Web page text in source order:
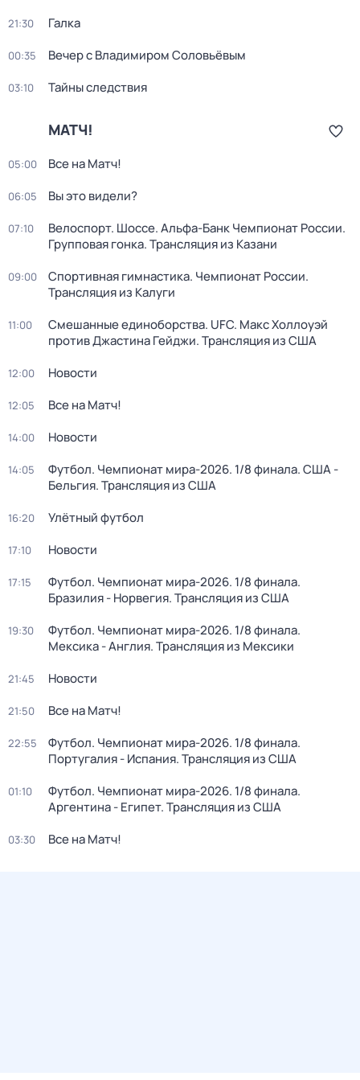
21:30 Галка
00:35 Вечер с Владимиром Соловьёвым
03:10 Тайны следствия
МАТЧ!
05:00 Все на Матч!
06:05 Вы это видели?
07:10
Велоспорт. Шоссе. Альфа-Банк Чемпионат России.
Групповая гонка. Трансляция из Казани
09:00
Спортивная гимнастика. Чемпионат России.
Трансляция из Калуги
11:00
Смешанные единоборства. UFC. Макс Холлоуэй
против Джастина Гейджи. Трансляция из США
12:00 Новости
12:05 Все на Матч!
14:00 Новости
14:05
Футбол. Чемпионат мира-2026. 1/8 финала. США -
Бельгия. Трансляция из США
16:20 Улётный футбол
17:10 Новости
17:15
Футбол. Чемпионат мира-2026. 1/8 финала.
Бразилия - Норвегия. Трансляция из США
19:30
Футбол. Чемпионат мира-2026. 1/8 финала.
Мексика - Англия. Трансляция из Мексики
21:45 Новости
21:50 Все на Матч!
22:55
Футбол. Чемпионат мира-2026. 1/8 финала.
Португалия - Испания. Трансляция из США
01:10
Футбол. Чемпионат мира-2026. 1/8 финала.
Аргентина - Египет. Трансляция из США
03:30 Все на Матч!